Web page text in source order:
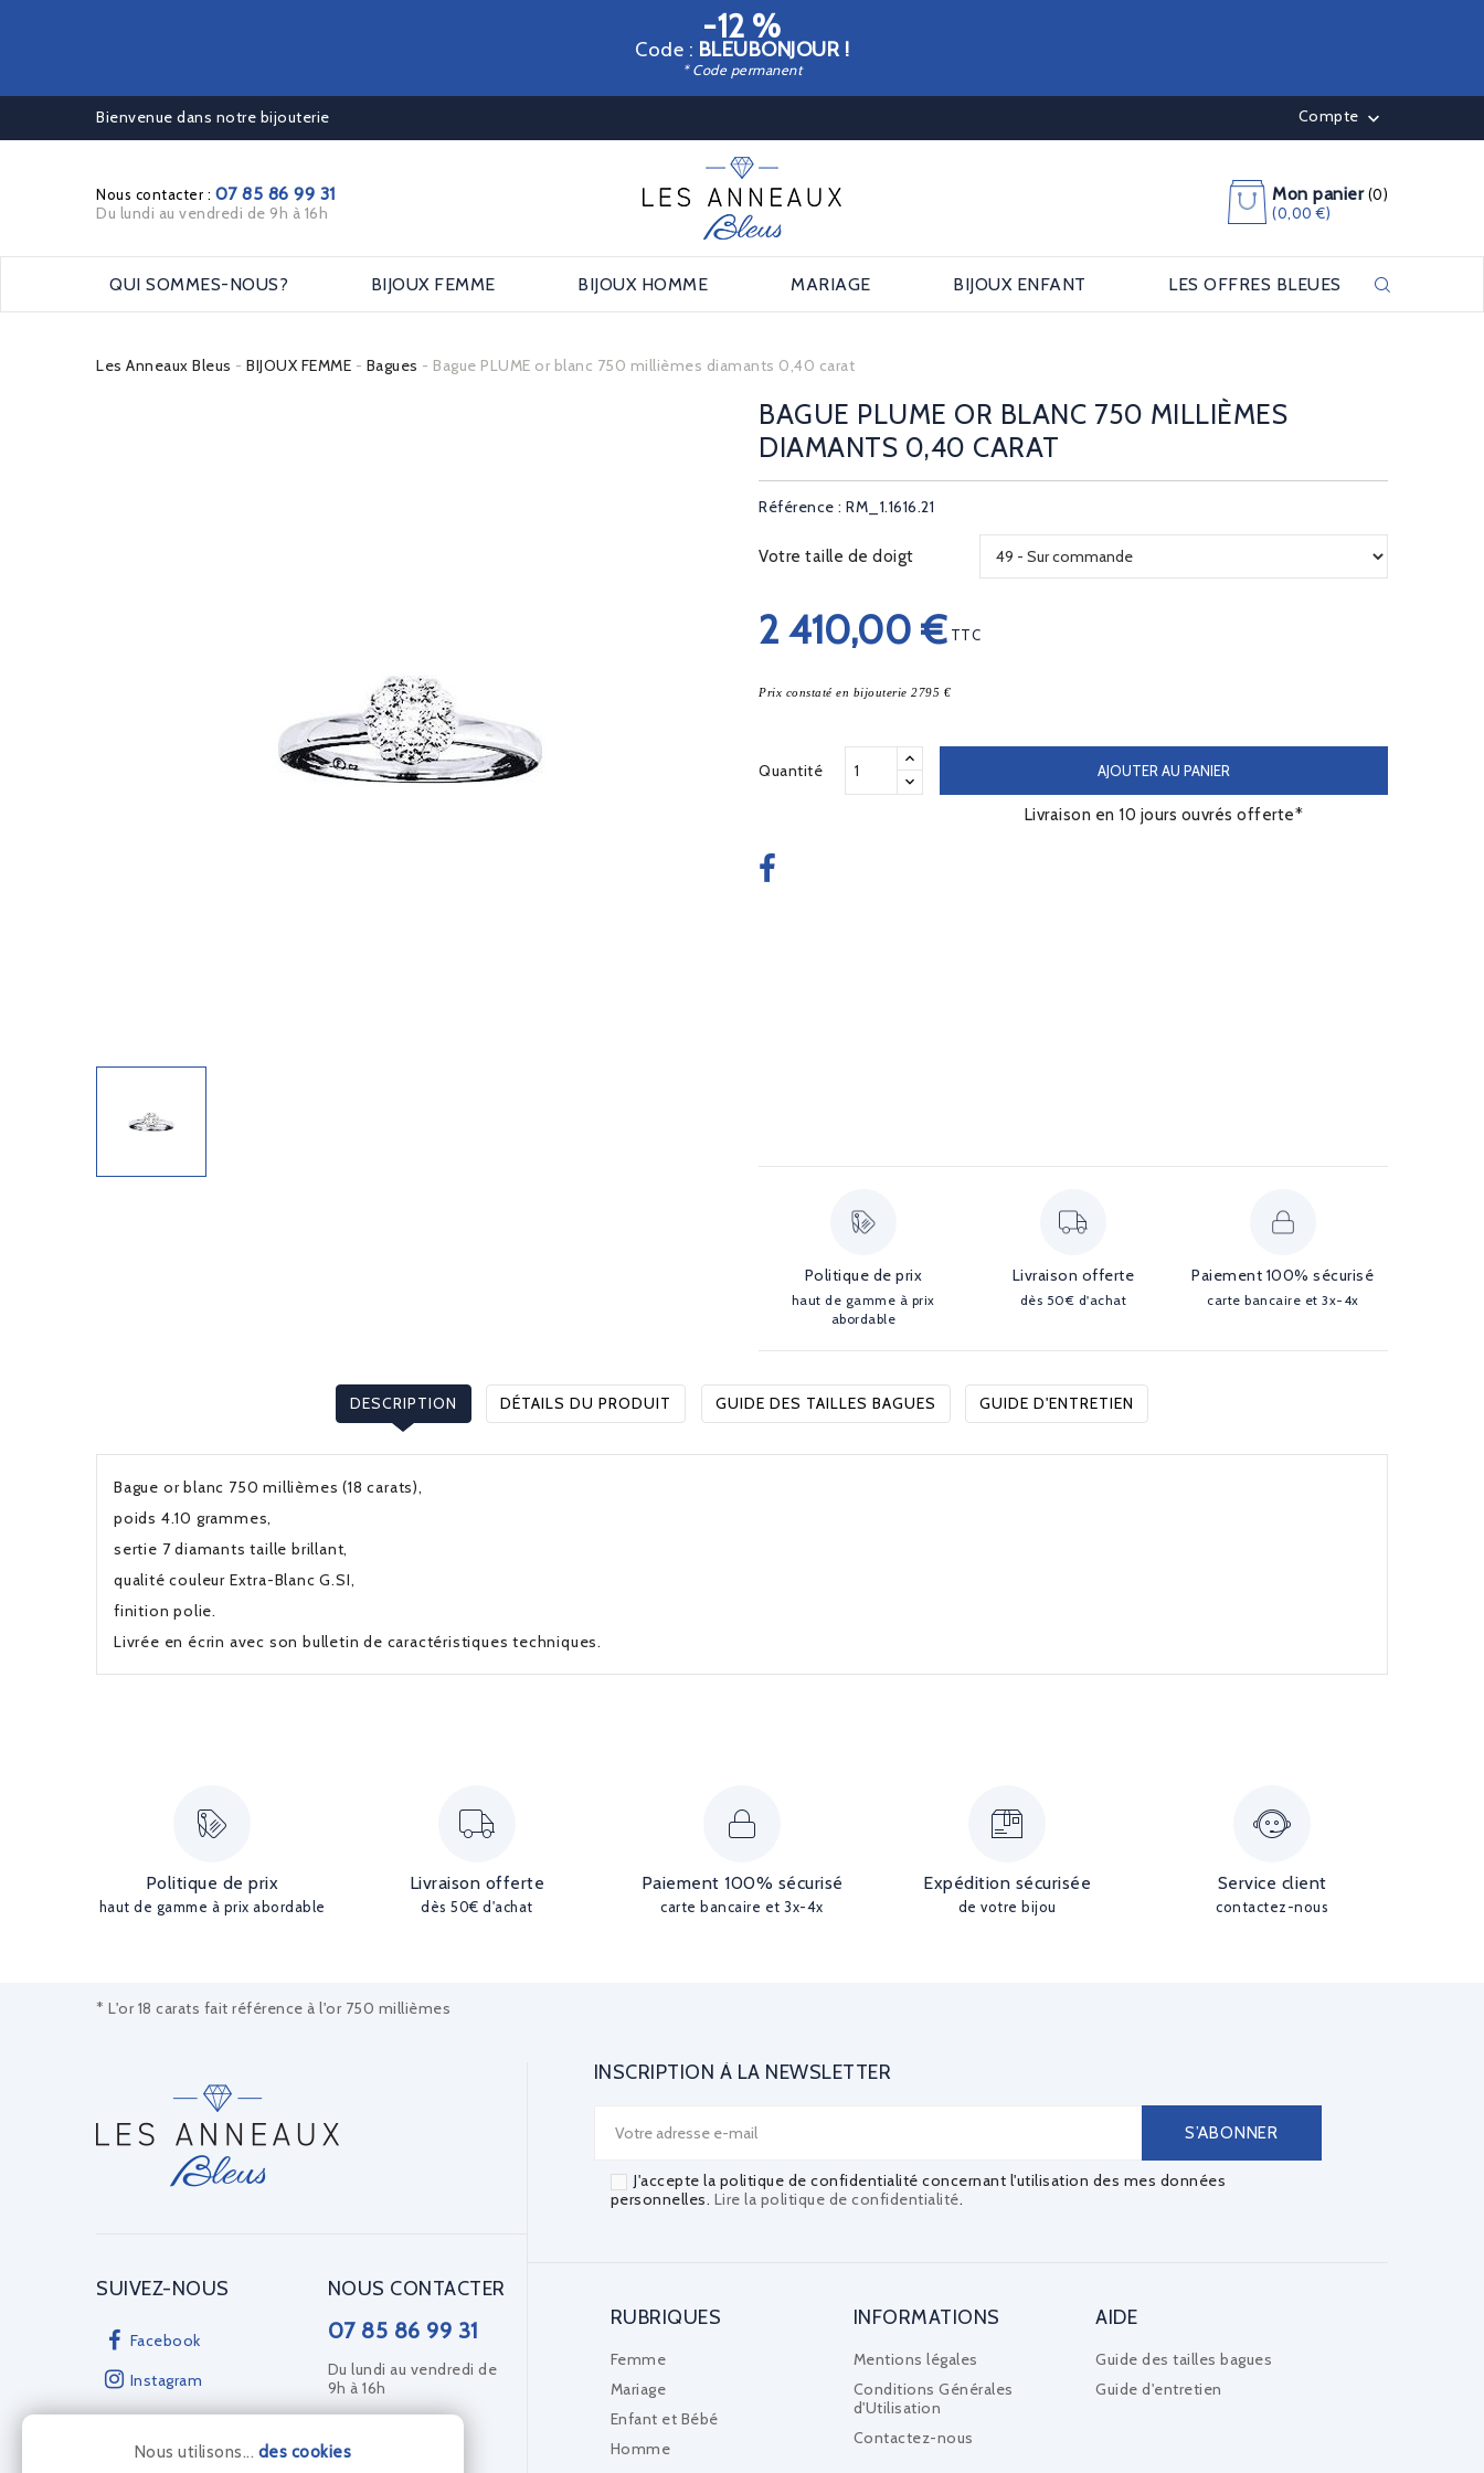
-12 %
Code : BLEUBONJOUR !
* Code permanent
Bienvenue dans notre bijouterie Compte 
Nous contacter : 07 85 86 99 31
Du lundi au vendredi de 9h à 16h
Mon panier (0)
(0,00 €)
QUI SOMMES-NOUS? BIJOUX FEMME BIJOUX HOMME MARIAGE BIJOUX ENFANT LES OFFRES BLEUES
Les Anneaux Bleus BIJOUX FEMME Bagues Bague PLUME or blanc 750 millièmes diamants 0,40 carat
BAGUE PLUME OR BLANC 750 MILLIÈMES
DIAMANTS 0,40 CARAT
Référence : RM_1.1616.21
Votre taille de doigt
2 410,00 € TTC
Prix constaté en bijouterie 2795 €
Quantité AJOUTER AU PANIER
Livraison en 10 jours ouvrés offerte*
Politique de prix
haut de gamme à prix
abordable
Livraison offerte
dès 50€ d'achat
Paiement 100% sécurisé
carte bancaire et 3x-4x
DESCRIPTION DÉTAILS DU PRODUIT GUIDE DES TAILLES BAGUES GUIDE D'ENTRETIEN
Bague or blanc 750 millièmes (18 carats),
poids 4.10 grammes,
sertie 7 diamants taille brillant,
qualité couleur Extra-Blanc G.SI,
finition polie.
Livrée en écrin avec son bulletin de caractéristiques techniques.
Politique de prix
haut de gamme à prix abordable
Livraison offerte
dès 50€ d'achat
Paiement 100% sécurisé
carte bancaire et 3x-4x
Expédition sécurisée
de votre bijou
Service client
contactez-nous
* L'or 18 carats fait référence à l'or 750 millièmes
SUIVEZ-NOUS
Facebook
Instagram
NOUS CONTACTER
07 85 86 99 31
Du lundi au vendredi de
9h à 16h
INSCRIPTION À LA NEWSLETTER
J'accepte la politique de confidentialité concernant l'utilisation des mes données
personnelles. Lire la politique de confidentialité.
RUBRIQUES
Femme
Mariage
Enfant et Bébé
Homme
INFORMATIONS
Mentions légales
Conditions Générales
d'Utilisation
Contactez-nous
AIDE
Guide des tailles bagues
Guide d'entretien
Nous utilisons... des cookies